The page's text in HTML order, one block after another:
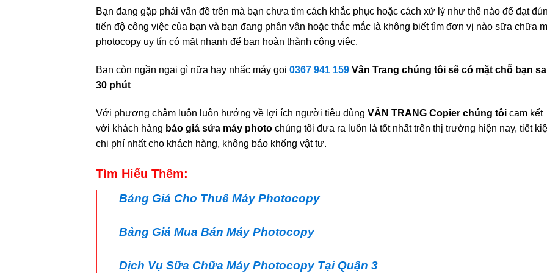
Bạn đang gặp phải vấn đề trên mà bạn chưa tìm cách khắc phục hoặc cách xử lý như thế nào để đạt
tiến độ công việc của bạn và bạn đang phân vân hoặc thắc mắc là không biết tìm đơn vị nào sữa chữa
photocopy uy tín có mặt nhanh để bạn hoàn thành công việc.
Bạn còn ngần ngại gì nữa hay nhấc máy gọi 0367 941 159 Vân Trang chúng tôi sẽ có mặt chỗ bạn
30 phút
Với phương châm luôn luôn hướng về lợi ích người tiêu dùng VÂN TRANG Copier chúng tôi cam kết
với khách hàng báo giá sửa máy photo chúng tôi đưa ra luôn là tốt nhất trên thị trường hiện nay, tiết
chi phí nhất cho khách hàng, không báo khống vật tư.
Tìm Hiểu Thêm:
Bảng Giá Cho Thuê Máy Photocopy
Bảng Giá Mua Bán Máy Photocopy
Dịch Vụ Sữa Chữa Máy Photocopy Tại Quận 3